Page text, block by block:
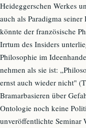
Heideggerschen Werkes
auch als Paradigma
könnte der französische
Irrtum des Insiders
Philosophie im
nehmen als sie ist:
ernst auch wieder nicht"
Bramarbasieren über
Ontologie noch keine
unveröffentlichte Seminar